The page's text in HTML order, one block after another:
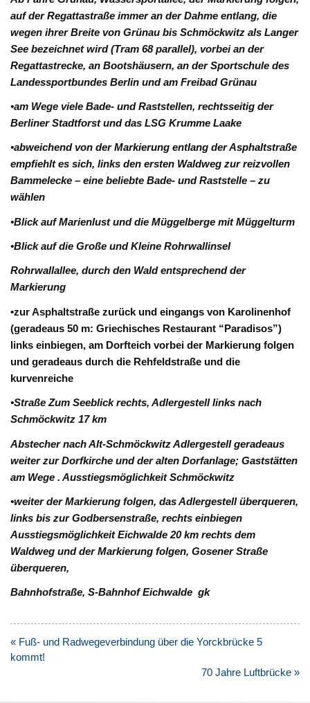
auf der Regattastraße immer an der Dahme entlang, die
wegen ihrer Breite von Grünau bis Schmöckwitz als Langer
See bezeichnet wird (Tram 68 parallel), vorbei an der
Regattastrecke, an Bootshäusern, an der Sportschule des
Landessportbundes Berlin und am Freibad Grünau
•am Wege viele Bade- und Raststellen, rechtsseitig der
Berliner Stadtforst und das LSG Krumme Laake
•abweichend von der Markierung entlang der Asphaltstraße
empfiehlt es sich, links den ersten Waldweg zur reizvollen
Bammelecke – eine beliebte Bade- und Raststelle – zu
wählen
•Blick auf Marienlust und die Müggelberge mit Müggelturm
•Blick auf die Große und Kleine Rohrwallinsel
Rohrwallallee, durch den Wald entsprechend der
Markierung
•zur Asphaltstraße zurück und eingangs von Karolinenhof
(geradeaus 50 m: Griechisches Restaurant “Paradisos”)
links einbiegen, am Dorfteich vorbei der Markierung folgen
und geradeaus durch die Rehfeldstraße und die
kurvenreiche
•Straße Zum Seeblick rechts, Adlergestell links nach
Schmöckwitz 17 km
Abstecher nach Alt-Schmöckwitz Adlergestell geradeaus
weiter zur Dorfkirche und der alten Dorfanlage; Gaststätten
am Wege . Ausstiegsmöglichkeit Schmöckwitz
•weiter der Markierung folgen, das Adlergestell überqueren,
links bis zur Godbersenstraße, rechts einbiegen
Ausstiegsmöglichkeit Eichwalde 20 km rechts dem
Waldweg und der Markierung folgen, Gosener Straße
überqueren,
Bahnhofstraße, S-Bahnhof Eichwalde gk
Beitragsnavigation
« Fuß- und Radwegeverbindung über die Yorckbrücke 5
kommt!
70 Jahre Luftbrücke »